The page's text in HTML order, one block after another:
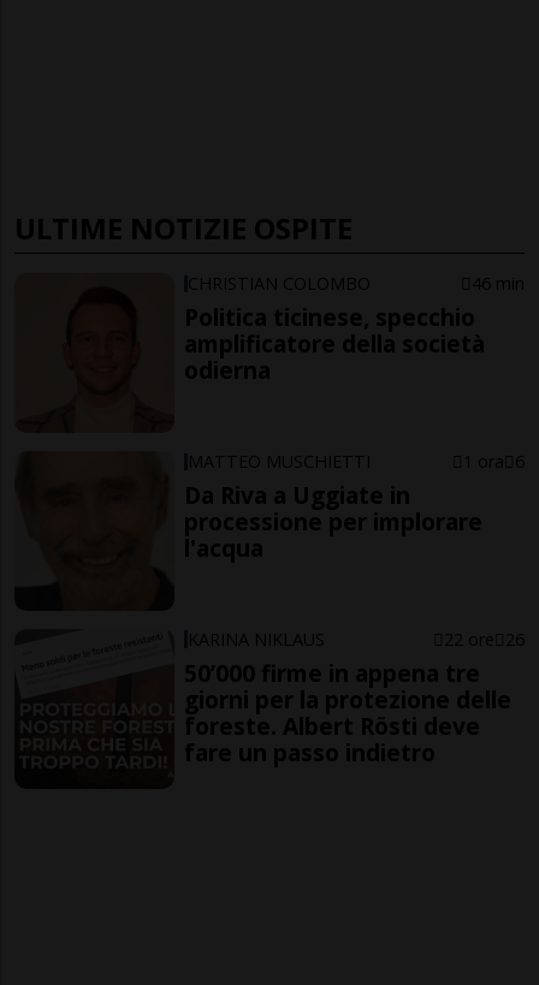
ULTIME NOTIZIE OSPITE
CHRISTIAN COLOMBO 46 min
Politica ticinese, specchio
amplificatore della società
odierna
MATTEO MUSCHIETTI 1 ora 6
Da Riva a Uggiate in
processione per implorare
l'acqua
KARINA NIKLAUS 22 ore 26
50’000 firme in appena tre
giorni per la protezione delle
foreste. Albert Rösti deve
fare un passo indietro